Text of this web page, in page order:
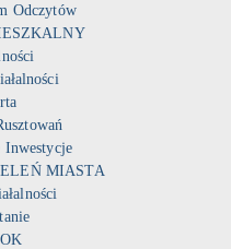
Odczytów
Inwestycje
MIASTA